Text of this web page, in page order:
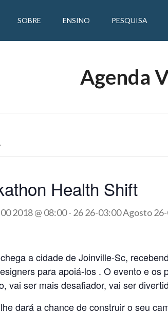
SOBRE ENSINO PESQUISA
Agenda
Health Shift
2018 @ 08:00- 26 26-03:00 Agosto
a cidade de Joinville-Sc,
para apoiá-los . O evento e
vai ser mais desafiador, vai ser
dará a chance de construir o seu